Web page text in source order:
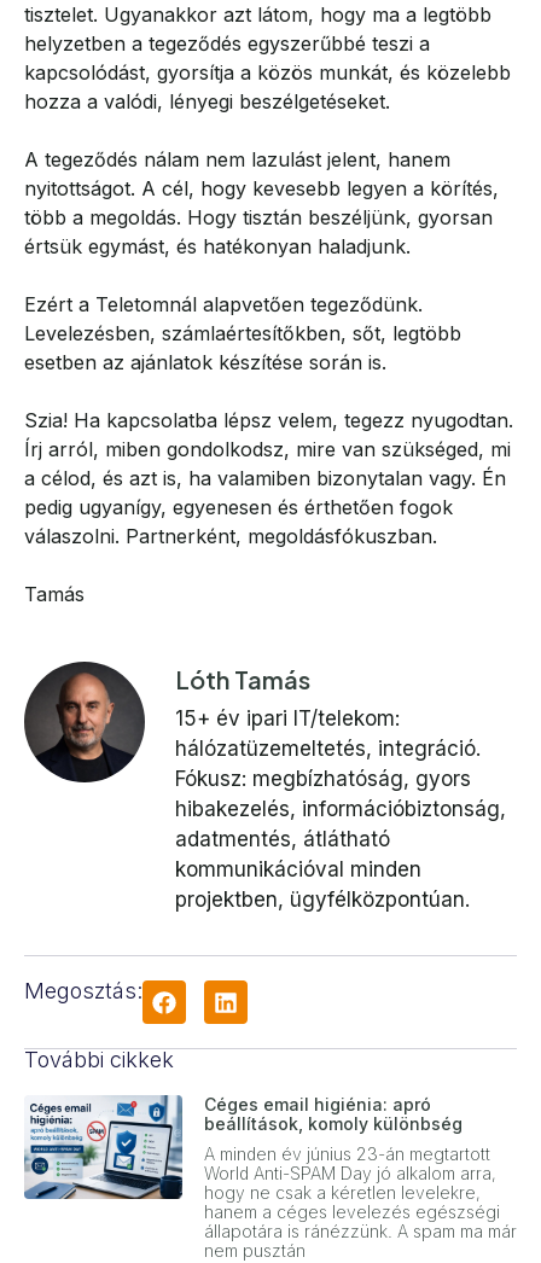
tisztelet. Ugyanakkor azt látom, hogy ma a legtöbb
helyzetben a tegeződés egyszerűbbé teszi a
kapcsolódást, gyorsítja a közös munkát, és közelebb
hozza a valódi, lényegi beszélgetéseket.
A tegeződés nálam nem lazulást jelent, hanem
nyitottságot. A cél, hogy kevesebb legyen a körítés,
több a megoldás. Hogy tisztán beszéljünk, gyorsan
értsük egymást, és hatékonyan haladjunk.
Ezért a Teletomnál alapvetően tegeződünk.
Levelezésben, számlaértesítőkben, sőt, legtöbb
esetben az ajánlatok készítése során is.
Szia! Ha kapcsolatba lépsz velem, tegezz nyugodtan.
Írj arról, miben gondolkodsz, mire van szükséged, mi
a célod, és azt is, ha valamiben bizonytalan vagy. Én
pedig ugyanígy, egyenesen és érthetően fogok
válaszolni. Partnerként, megoldásfókuszban.
Tamás
Lóth Tamás
15+ év ipari IT/telekom:
hálózatüzemeltetés, integráció.
Fókusz: megbízhatóság, gyors
hibakezelés, információbiztonság,
adatmentés, átlátható
kommunikációval minden
projektben, ügyfélközpontúan.
Megosztás:
További cikkek
Céges email higiénia: apró
beállítások, komoly különbség
A minden év június 23-án megtartott
World Anti-SPAM Day jó alkalom arra,
hogy ne csak a kéretlen levelekre,
hanem a céges levelezés egészségi
állapotára is ránézzünk. A spam ma már
nem pusztán